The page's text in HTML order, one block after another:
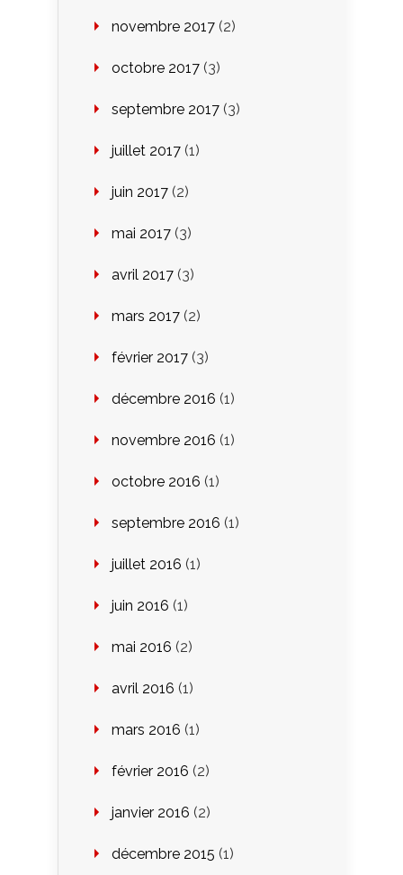
novembre 2017 (2)
octobre 2017 (3)
septembre 2017 (3)
juillet 2017 (1)
juin 2017 (2)
mai 2017 (3)
avril 2017 (3)
mars 2017 (2)
février 2017 (3)
décembre 2016 (1)
novembre 2016 (1)
octobre 2016 (1)
septembre 2016 (1)
juillet 2016 (1)
juin 2016 (1)
mai 2016 (2)
avril 2016 (1)
mars 2016 (1)
février 2016 (2)
janvier 2016 (2)
décembre 2015 (1)